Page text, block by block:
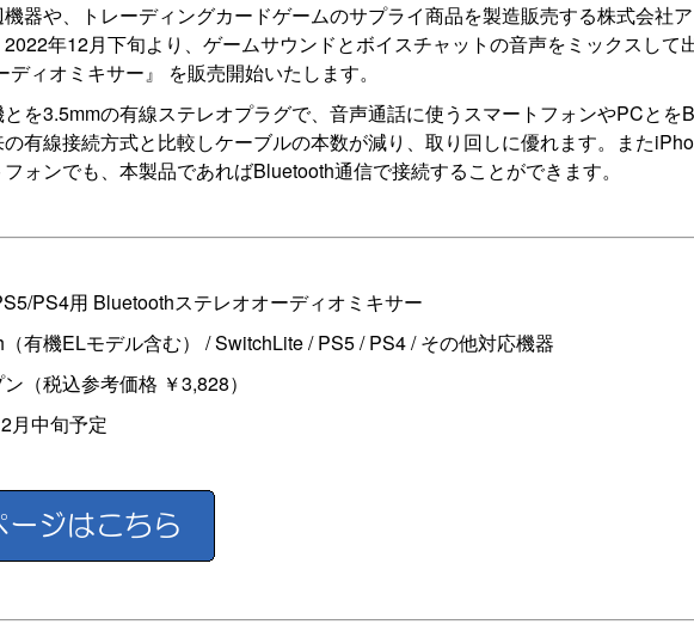
器や、トレーディングカードゲームのサプライ商品を製造販売する株式会社
年12月下旬より、ゲームサウンドとボイスチャットの音声をミックスして
ィオミキサー』 を販売開始いたします。
を3.5mmの有線ステレオプラグで、音声通話に使うスマートフォンやPCとを
の有線接続方式と比較しケーブルの本数が減り、取り回しに優れます。また
ォンでも、本製品であればBluetooth通信で接続することができます。
PS4用 Bluetoothステレオオーディオミキサー
（有機ELモデル含む） / SwitchLite / PS5 / PS4 / その他対応機器
（税込参考価格 ￥3,828）
月中旬予定